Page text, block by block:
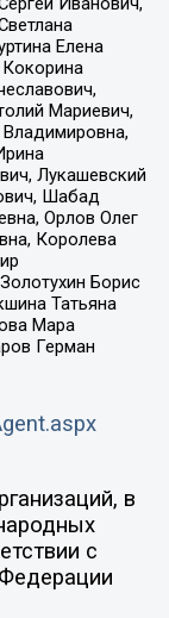
Елена
Мариевич,
Лукашевский
Шабад
Орлов Олег
Королева
Борис
Татьяна
Мара
Герман
в
с